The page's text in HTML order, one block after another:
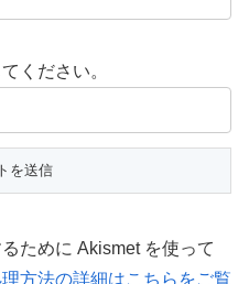
ください。
ために Akismet を使って
方法の詳細はこちらをご覧